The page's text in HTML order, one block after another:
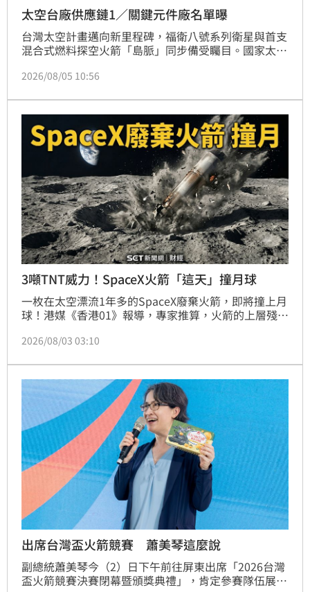
太空台廠供應鏈1／關鍵元件廠名單曝
台灣太空計畫邁向新里程碑，福衛八號系列衛星與首支
混合式燃料探空火箭「島脈」同步備受矚目。國家太空
家台廠，成功建立關鍵零組件在地供應鏈。其中，原相
試的「島脈」火箭，設計致敬台灣國蝶寬尾鳳蝶，象徵
技術領航。透過虛擬垂直整合策略，台灣不僅深化自主
研發能力，更積極帶領本土太空產業鏈搶攻全球商機，
展現台灣在國際太空市場的強大競爭潛力與技術實力。
2026/08/05 10:56
3噸TNT威力！SpaceX火箭「這天」撞月球
一枚在太空漂流1年多的SpaceX廢棄火箭，即將撞上月
球！港媒《香港01》報導，專家推算，火箭的上層殘骸
一帶，撞擊速度達每小時8700公里，等同7倍音速，所
尺寬、5公尺深的隕石坑。
2026/08/03 03:10
出席台灣盃火箭競賽 蕭美琴這麼說
副總統蕭美琴今（2）日下午前往屏東出席「2026台灣
盃火箭競賽決賽閉幕暨頒獎典禮」，肯定參賽隊伍展現